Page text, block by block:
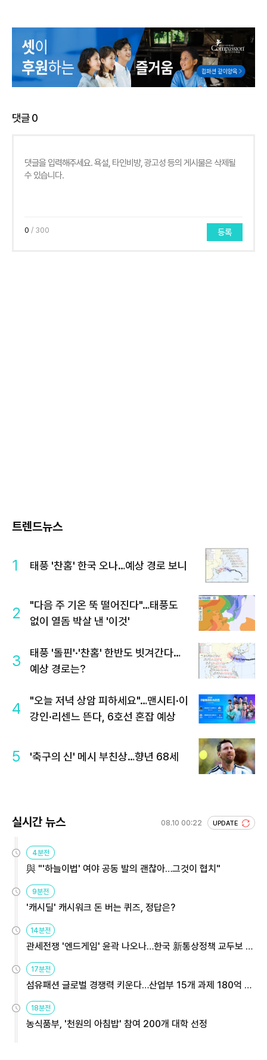
댓글0
0 / 300 등록
트렌드뉴스
1 태풍 '찬홈' 한국 오나…예상 경로 보니
2
"다음 주 기온 뚝 떨어진다"…태풍도
없이 열돔 박살 낸 '이것'
3
태풍 '돌핀'·'찬홈' 한반도 빗겨간다…
예상 경로는?
4
"오늘 저녁 상암 피하세요"…맨시티·이
강인·리센느 뜬다, 6호선 혼잡 예상
5 '축구의 신' 메시 부친상…향년 68세
실시간 뉴스 08.10 00:22 UPDATE
4분전
與 "'하늘이법' 여야 공동 발의 괜찮아…그것이 협치"
9분전
'캐시딜' 캐시워크 돈 버는 퀴즈, 정답은?
14분전
관세전쟁 '엔드게임' 윤곽 나오나…한국 新통상정책 교두보 활
용해야
17분전
섬유패션 글로벌 경쟁력 키운다…산업부 15개 과제 180억 지
원
18분전
농식품부, '천원의 아침밥' 참여 200개 대학 선정